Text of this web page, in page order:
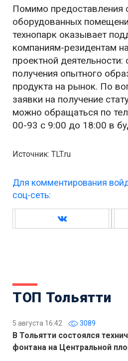
Помимо предоставления
оборудованных
технопарк оказывает
компаниям-резидентам
проектной деятельности:
получения опытного
продукта на рынок. По
заявки на получение
можно обращаться по
00-93 с 9:00 до 18:00 в
Источник: TLT.ru
Для комментирования
соц-сеть:
ТОП Тольятти
5 августа 16:42 3089
В Тольятти состоялся
фонтана на Центральной